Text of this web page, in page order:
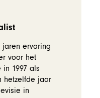
ervaring
voor het
in 1997 als
hetzelfde jaar
in